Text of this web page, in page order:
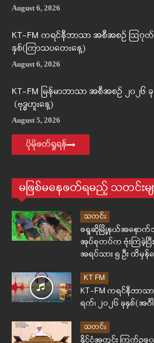
August 6, 2026
KT-FM ကရင်နီဘာသာ အစီအစဉ် ဩဂုတ်
နှစ်(ကြာသပတေးနေ့)
August 6, 2026
KT-FM မြန်မာဘာသာ အစီအစဉ် ၂၀၂
(ဗုဒ္ဓဟူးနေ့)
August 5, 2026
ပိုမိုဖတ်ရှုရန်
မဖြစ်မနေဖတ်ရမည့် သတင်းမျ
သတင်း
ဖရူဆိုမြို့နယ်အနောက်ဘ
အုပ်စုတပ်က ဗုံးကြဲခဲ့ပ
အရပ်သား ၅ ဦး ထိမှန်
KT FM
KT-FM ကရင်နီဘာ
ရက်၊ ၂၀၂၆ ခုနှစ်(အင်္ဂ
သတင်း
နိုင်ငံအတွင်း ကြက်ဥဖူ